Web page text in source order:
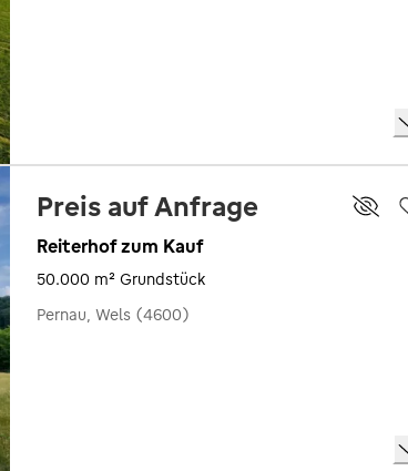
Preis auf Anfrage
Reiterhof zum Kauf
50.000 m² Grundstück
Pernau, Wels (4600)